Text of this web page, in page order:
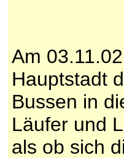
Am
Hauptstadt
Bussen in
Läufer und
als ob sich